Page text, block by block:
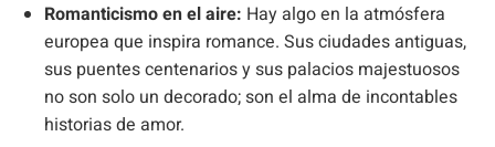
Romanticismo en el aire: Hay algo en la atmósfera
europea que inspira romance. Sus ciudades antiguas,
sus puentes centenarios y sus palacios majestuosos
no son solo un decorado; son el alma de incontables
historias de amor.